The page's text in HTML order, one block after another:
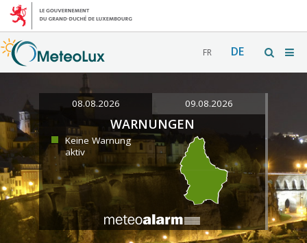
FR DE
08.08.2026 09.08.2026
WARNUNGEN
Keine Warnung
aktiv